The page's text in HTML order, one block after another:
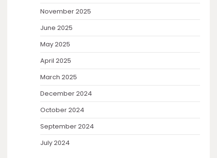
November 2025
June 2025
May 2025
April 2025
March 2025
December 2024
October 2024
September 2024
July 2024